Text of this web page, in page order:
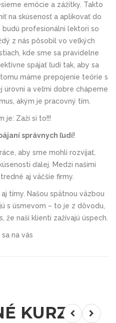
emócie a zážitky. Takto
na skúsenosť a aplikovať do
budú profesionálni lektori so
z nás pôsobil vo veľkých
kde sme sa pravidelne
spájať ľudí tak, aby sa
máme prepojenie teórie s
úrovni a veľmi dobre chápeme
akým je pracovný tím.
je: Zaži si to!!!
správnych ľudí!
aby sme mohli rozvíjať,
ďalej. Medzi našimi
aj väčšie firmy.
tímy. Našou spätnou väzbou
s úsmevom – to je z dôvodu,
že naši klienti zažívajú úspech.
na vás
KURZY